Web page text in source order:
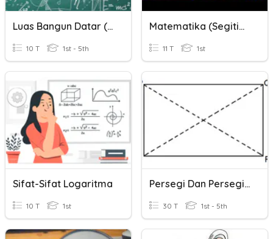
Luas Bangun Datar (persegi, Persegi Panjang, Segitiga)
10 T 1st - 5th
Matematika (Segitiga Dan Segiempat)
11 T 1st
Sifat-Sifat Logaritma
10 T 1st
Persegi Dan Persegi Panjang
30 T 1st - 5th